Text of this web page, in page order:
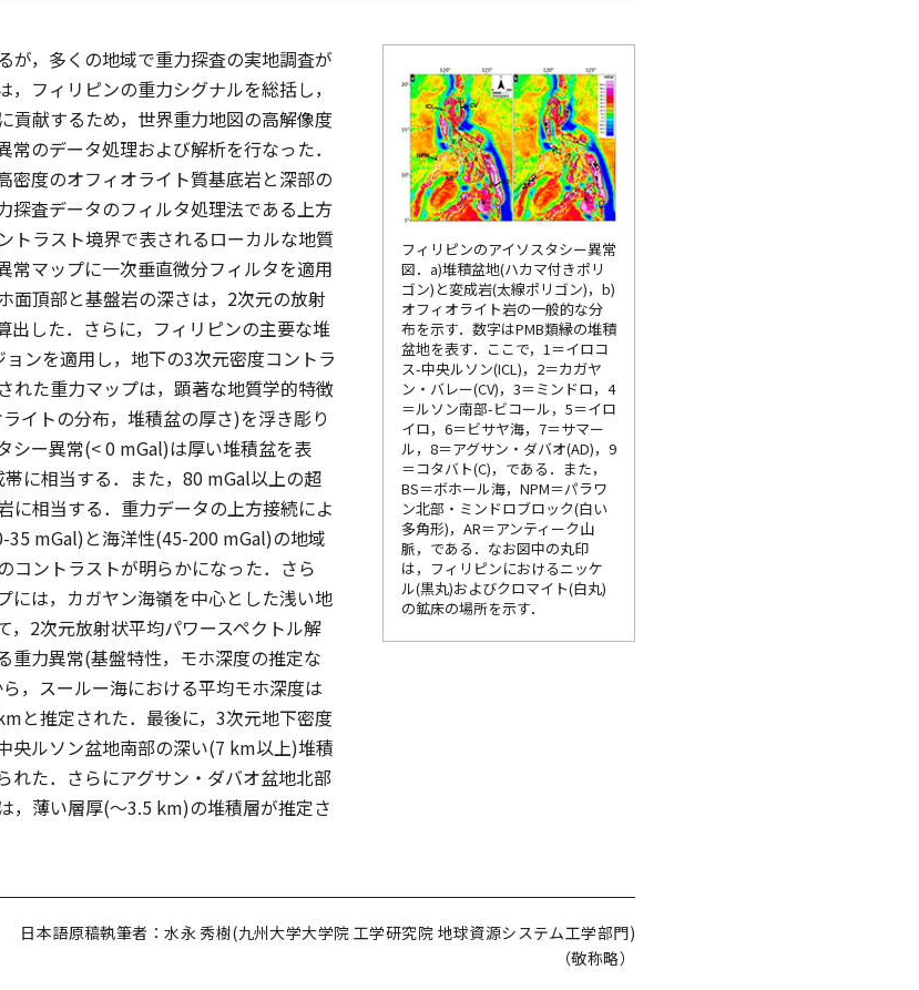
フィリピンのアイソスタシー異常
図．a)堆積盆地(ハカマ付きポリ
ゴン)と変成岩(太線ポリゴン)，b)
オフィオライト岩の一般的な分
布を示す．数字はPMB類縁の堆積
盆地を表す．ここで，1＝イロコ
ス-中央ルソン(ICL)，2＝カガヤ
ン・バレー(CV)，3＝ミンドロ，4
＝ルソン南部-ビコール，5＝イロ
イロ，6＝ビサヤ海，7＝サマー
ル，8＝アグサン・ダバオ(AD)，9
＝コタバト(C)，である．また，
BS＝ボホール海，NPM＝パラワ
ン北部・ミンドロブロック(白い
多角形)，AR＝アンティーク山
脈，である．なお図中の丸印
は，フィリピンにおけるニッケ
ル(黒丸)およびクロマイト(白丸)
の鉱床の場所を示す．
が，多くの地域で重力探査の実地調査が
フィリピンの重力シグナルを総括し，
貢献するため，世界重力地図の高解像度
のデータ処理および解析を行なった．
密度のオフィオライト質基底岩と深部の
探査データのフィルタ処理法である上方
トラスト境界で表されるローカルな地質
常マップに一次垂直微分フィルタを適用
面頂部と基盤岩の深さは，2次元の放射
出した．さらに，フィリピンの主要な堆
ンを適用し，地下の3次元密度コントラ
れた重力マップは，顕著な地質学的特徴
イトの分布，堆積盆の厚さ)を浮き彫り
シー異常(< 0 mGal)は厚い堆積盆を表
に相当する．また，80 mGal以上の超
に相当する．重力データの上方接続によ
35 mGal)と海洋性(45-200 mGal)の地域
コントラストが明らかになった．さら
には，カガヤン海嶺を中心とした浅い地
，2次元放射状平均パワースペクトル解
重力異常(基盤特性，モホ深度の推定な
，スールー海における平均モホ深度は
と推定された．最後に，3次元地下密度
央ルソン盆地南部の深い(7 km以上)堆積
れた．さらにアグサン・ダバオ盆地北部
，薄い層厚(〜3.5 km)の堆積層が推定さ
日本語原稿執筆者：水永 秀樹(九州大学大学院 工学研究院 地球資源システム工学部門)
（敬称略）